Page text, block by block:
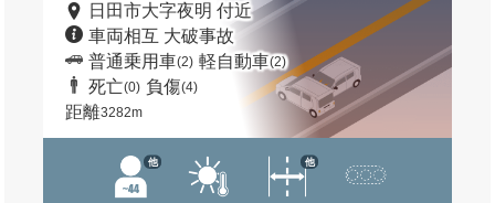
日田市大字夜明 付近
車両相互 大破事故
普通乗用車(2) 軽自動車(2)
死亡(0) 負傷(4)
距離3282m
他 他